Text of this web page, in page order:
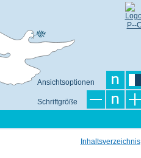
Ansichtsoptionen
Schriftgröße
Inhaltsverzeichnis